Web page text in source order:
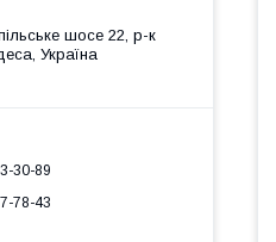
шосе 22, р-к
Україна
30-89
78-43